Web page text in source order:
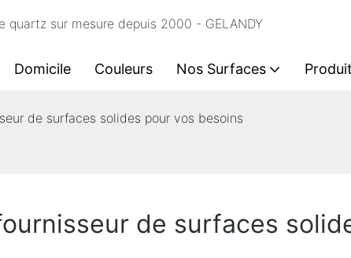
sur mesure depuis 2000 - GELANDY
Domicile Couleurs Nos Surfaces
de surfaces solides pour vos besoins
de surfaces